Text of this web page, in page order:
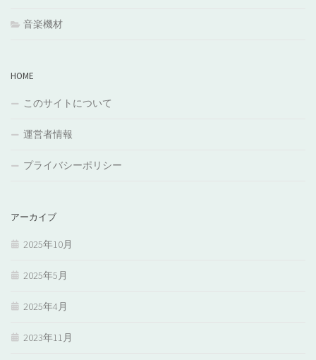
音楽機材
HOME
このサイトについて
運営者情報
プライバシーポリシー
アーカイブ
2025年10月
2025年5月
2025年4月
2023年11月